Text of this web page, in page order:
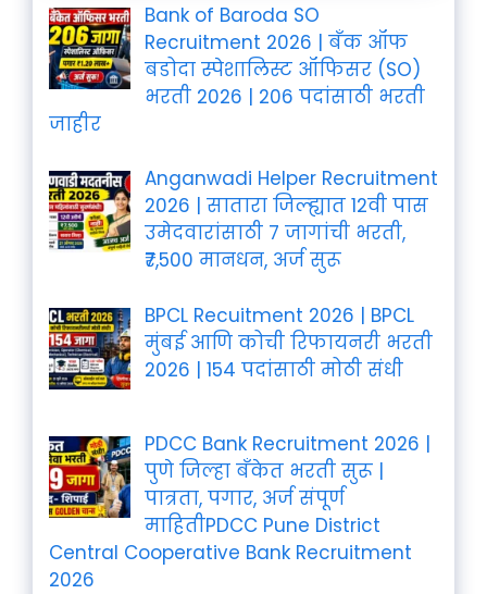
Bank of Baroda SO
Recruitment 2026 | बँक ऑफ
बडोदा स्पेशालिस्ट ऑफिसर (SO)
भरती 2026 | 206 पदांसाठी भरती
जाहीर
Anganwadi Helper Recruitment
2026 | सातारा जिल्ह्यात 12वी पास
उमेदवारांसाठी 7 जागांची भरती,
₹7,500 मानधन, अर्ज सुरू
BPCL Recuitment 2026 | BPCL
मुंबई आणि कोची रिफायनरी भरती
2026 | 154 पदांसाठी मोठी संधी
PDCC Bank Recruitment 2026 |
पुणे जिल्हा बँकेत भरती सुरू |
पात्रता, पगार, अर्ज संपूर्ण
माहितीPDCC Pune District
Central Cooperative Bank Recruitment
2026